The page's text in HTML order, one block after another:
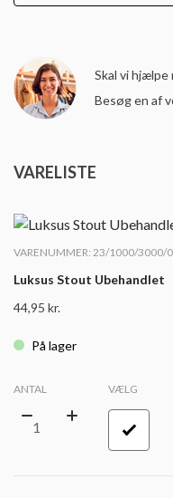
Skal vi hjælpe
Besøg en af
VARELISTE
VARENUMMER: 23/1000/3000/
Luksus Stout Ubehandlet
44,95 kr.
På lager
ANTAL VÆLG